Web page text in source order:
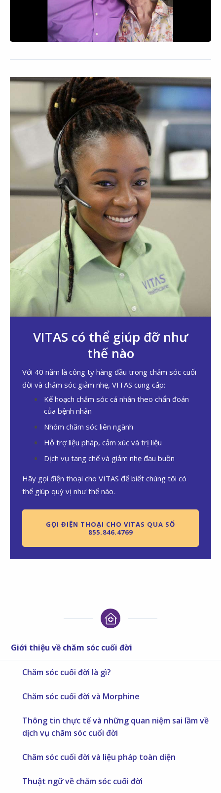
VITAS có thể giúp đỡ như
thế nào
Với 40 năm là công ty hàng đầu trong chăm sóc cuối
đời và chăm sóc giảm nhẹ, VITAS cung cấp:
Kế hoạch chăm sóc cá nhân theo chẩn đoán
của bệnh nhân
Nhóm chăm sóc liên ngành
Hỗ trợ liệu pháp, cảm xúc và trị liệu
Dịch vụ tang chế và giảm nhẹ đau buồn
Hãy gọi điện thoại cho VITAS để biết chúng tôi có
thể giúp quý vị như thế nào.
GỌI ĐIỆN THOẠI CHO VITAS QUA SỐ
855.846.4769
Giới thiệu về chăm sóc cuối đời
Chăm sóc cuối đời là gì?
Chăm sóc cuối đời và Morphine
Thông tin thực tế và những quan niệm sai lầm về
dịch vụ chăm sóc cuối đời
Chăm sóc cuối đời và liệu pháp toàn diện
Thuật ngữ về chăm sóc cuối đời